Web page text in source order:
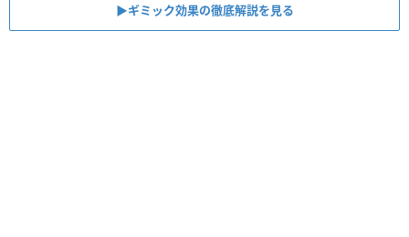
▶︎ギミック効果の徹底解説を見る